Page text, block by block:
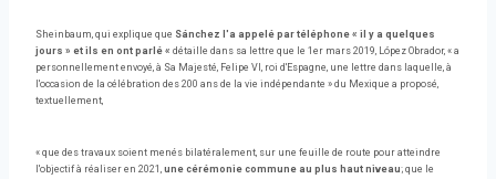
Sheinbaum, qui explique que Sánchez l'a appelé par téléphone « il y a quelques
jours » et ils en ont parlé « détaille dans sa lettre que le 1er mars 2019, López Obrador, « a
personnellement envoyé, à Sa Majesté, Felipe VI, roi d'Espagne, une lettre dans laquelle, à
l'occasion de la célébration des 200 ans de la vie indépendante » du Mexique a proposé,
textuellement,
« que des travaux soient menés bilatéralement, sur une feuille de route pour atteindre
l'objectif à réaliser en 2021, une cérémonie commune au plus haut niveau; que le